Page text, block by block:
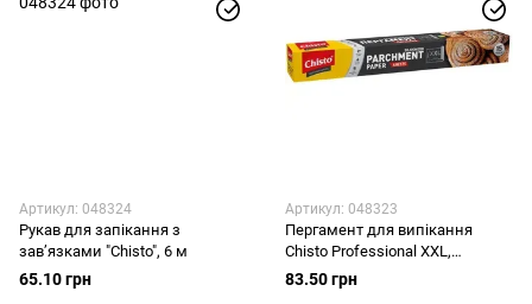
Артикул: 048324
Рукав для запікання з
зав’язками "Chisto", 6 м
65.10 грн
Артикул: 048323
Пергамент для випікання
Chisto Professional XXL,
листовий силіконізований,
38х42 см, 15 шт
83.50 грн